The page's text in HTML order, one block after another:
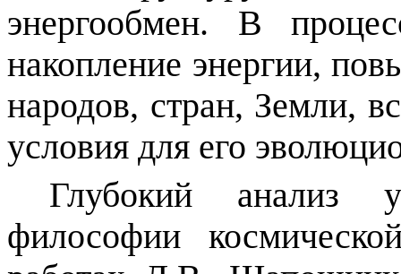
энергообмен. В
накопление энергии,
народов, стран, Земли,
условия для его
Глубокий анализ
философии